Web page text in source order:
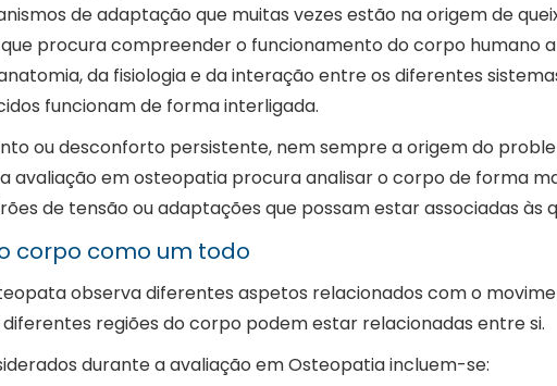
de adaptação que muitas vezes estão na origem de
procura compreender o funcionamento do corpo humano
da fisiologia e da interação entre os diferentes
funcionam de forma interligada.
ou desconforto persistente, nem sempre a origem do
avaliação em osteopatia procura analisar o corpo de forma
de tensão ou adaptações que possam estar associadas às
corpo como um todo
observa diferentes aspetos relacionados com o
regiões do corpo podem estar relacionadas entre si.
durante a avaliação em Osteopatia incluem-se: